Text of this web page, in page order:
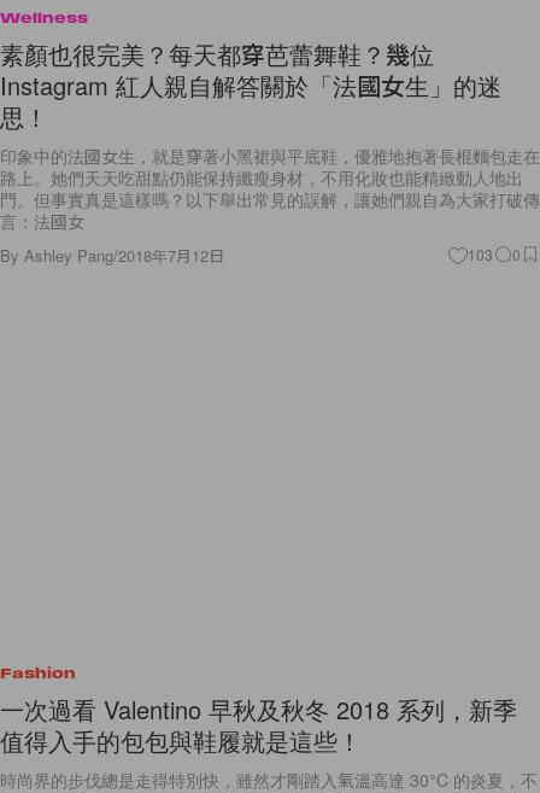
Wellness
素顏也很完美？每天都穿芭蕾舞鞋？幾位
Instagram 紅人親自解答關於「法國女生」的迷
思！
印象中的法國女生，就是穿著小黑裙與平底鞋，優雅地抱著長棍麵包走在
路上。她們天天吃甜點仍能保持纖瘦身材，不用化妝也能精緻動人地出
門。但事實真是這樣嗎？以下舉出常見的誤解，讓她們親自為大家打破傳
言：法國女
By Ashley Pang/2018年7月12日 103 0
Fashion
一次過看 Valentino 早秋及秋冬 2018 系列，新季
值得入手的包包與鞋履就是這些！
時尚界的步伐總是走得特別快，雖然才剛踏入氣溫高達 30°C 的炎夏，不